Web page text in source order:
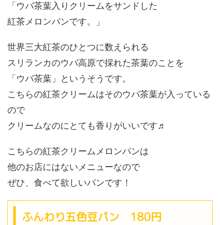
「ウバ茶葉入りクリームをサンドした
紅茶メロンパンです。」
世界三大紅茶のひとつに数えられる
スリランカのウバ高原で採れた茶葉のことを
「ウバ茶葉」というそうです。
こちらの紅茶クリームはそのウバ茶葉が入っている
ので
クリームなのにとても香りがいいです♬
こちらの紅茶クリームメロンパンは
他のお店にはないメニューなので
ぜひ、食べて欲しいパンです！
ふんわり五色豆パン 180円